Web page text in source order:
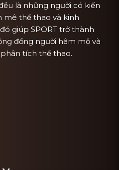
là những người có kiến
thể thao và kinh
giúp SPORT trở thành
đồng người hâm mộ và
tích thể thao.